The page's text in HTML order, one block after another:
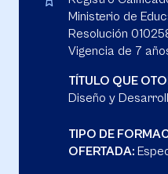
Ministerio de
Resolución
Vigencia de 7
TÍTULO QUE
Diseño y
TIPO DE
OFERTADA: